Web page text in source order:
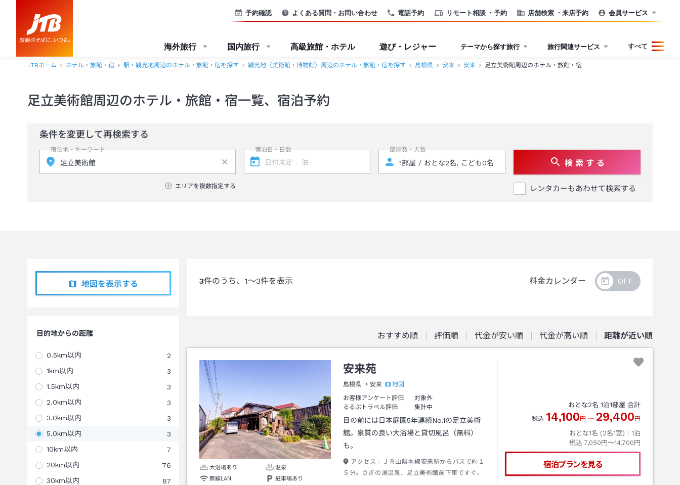
電話予約 リモート相談 ・予約 店舗検索 ・来店予約
予約確認 よくある質問・お問い合わせ 会員サービス
海外旅行 国内旅行 高級旅館・ホテル 遊び・レジャー テーマから探す旅行 旅行関連サービス すべて
JTBホーム ホテル・旅館・宿 駅・観光地周辺のホテル・旅館・宿を探す 観光地（美術館・博物館）周辺のホテル・旅館・宿を探す 島根県 安来 安来 足立美術館周辺のホテル・旅館・宿
足立美術館周辺のホテル・旅館・宿一覧、宿泊予約
条件を変更して再検索する
宿泊地・キーワード
エリアを複数指定する
宿泊日・日数 部屋数・人数
検 索 す る
レンタカーもあわせて検索する
地図を表示する
目的地からの距離
0.5km以内
2
1km以内
3
1.5km以内
3
2.0km以内
3
3.0km以内
3
5.0km以内
3
10km以内
7
20km以内
76
30km以内
87
3件のうち、 1～3件を表示 料金カレンダー
おすすめ順 評価順 代金が安い順 代金が高い順 距離が近い順
大浴場あり
温泉
無線LAN
駐車場あり
安来苑
島根県 安来
地図
お客様アンケート評価
対象外
るるぶトラベル評価
集計中
目の前には日本庭園5年連続No.1の足立美術
館。泉質の良い大浴場と貸切風呂（無料）
も。
アクセス：
ＪＲ山陰本線安来駅からバスで約１
５分。さぎの湯温泉、足立美術館前下車ですぐ。
おとな2名 1泊1部屋 合計
税込 14,100 円 〜 29,400 円
おとな1名 (2名1室)｜ 1泊
税込 7,050円〜14,700円
宿泊プランを見る